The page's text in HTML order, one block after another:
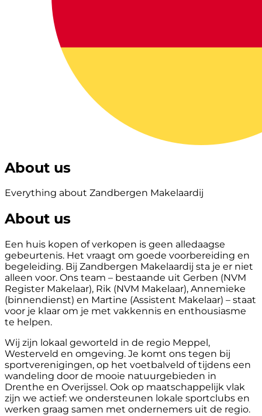
About us
Everything about Zandbergen Makelaardij
About us
Een huis kopen of verkopen is geen alledaagse
gebeurtenis. Het vraagt om goede voorbereiding en
begeleiding. Bij Zandbergen Makelaardij sta je er niet
alleen voor. Ons team – bestaande uit Gerben (NVM
Register Makelaar), Rik (NVM Makelaar), Annemieke
(binnendienst) en Martine (Assistent Makelaar) – staat
voor je klaar om je met vakkennis en enthousiasme
te helpen.
Wij zijn lokaal geworteld in de regio Meppel,
Westerveld en omgeving. Je komt ons tegen bij
sportverenigingen, op het voetbalveld of tijdens een
wandeling door de mooie natuurgebieden in
Drenthe en Overijssel. Ook op maatschappelijk vlak
zijn we actief: we ondersteunen lokale sportclubs en
werken graag samen met ondernemers uit de regio.